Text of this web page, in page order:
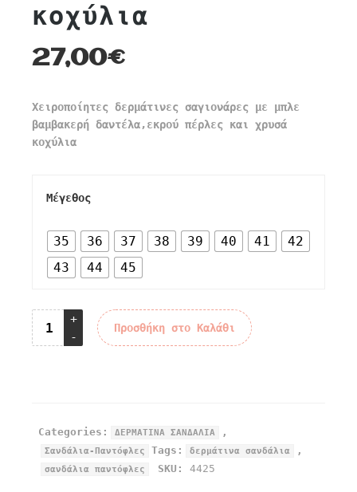
κοχύλια
27,00€
Χειροποίητες δερμάτινες σαγιονάρες με μπλε
βαμβακερή δαντέλα,εκρού πέρλες και χρυσά
κοχύλια
Μέγεθος
35 36 37 38 39 40 41
42
43
44 45
Προσθήκη στο Καλάθι
Categories: ΔΕΡΜΑΤΙΝΑ ΣΑΝΔΑΛΙΑ ,
Σανδάλια-Παντόφλες Tags: δερμάτινα σανδάλια ,
σανδάλια παντόφλες SKU: 4425